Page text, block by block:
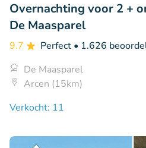
Overnachting voor 2 +
De Maasparel
9.7 Perfect • 1.626
De Maasparel
Arcen (15km)
Verkocht: 11